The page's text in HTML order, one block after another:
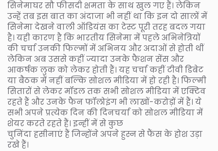
सिनेमाघर सौ फीसदी क्षमता के साथ खुल गए हैं। लेकिन
उन्हें तब इस बात का अंदाजा भी नहीं था कि इन दो सालों में
सिनेमा देखने वाली ऑडियंस का टेस्ट पूरी तरह बदल गया
है। यही कारण है कि भारतीय सिनेमा में पहले अभिनेत्रियों
की चर्चा उनकी फिल्मों में अभिनय और अदाओं से होती थीं
लेकिन अब उससे कहीं ज्यादा उनके फैशन सेंस और
आकर्षक लुक को लेकर होती हैं। यह चर्चा कहीं टीवी डिबेट
या बैठक में नहीं बल्कि सोशल मीडिया में हो रही है। फिल्मी
सितारों से लेकर मॉडल तक सभी सोशल मीडिया में एक्टिव
रहते हैं और उनके फैन फॉलोइंग भी लाखों-करोड़ों में हैं। ये
सभी अपने प्रत्येक दिन की दिनचर्या को सोशल मीडिया में
शेयर करते रहते हैं। इन्हीं में से कुछ
चुनिंदा हसीनाएं हैं जिन्होंने अपने हुस्न से फैंस के होश उड़ा
रखे हैं।